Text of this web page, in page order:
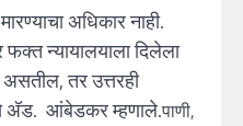
अधिकार नाही.
फक्त न्यायालयाला दिलेला
तर उत्तरही
अ‍ॅड. आंबेडकर म्हणाले.पाणी,